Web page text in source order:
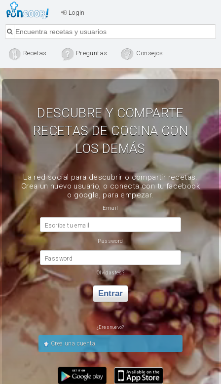
Login
Recetas Preguntas Consejos
DESCUBRE Y COMPARTE
RECETAS DE COCINA CON
LOS DEMÁS
La red social para descubrir o compartir recetas.
Crea un nuevo usuario, o conecta con tu facebook
o google, para empezar.
Email
Escribe tu email
Password
Password
Olvidastes?
Entrar
¿Eres nuevo?
Crea una cuenta